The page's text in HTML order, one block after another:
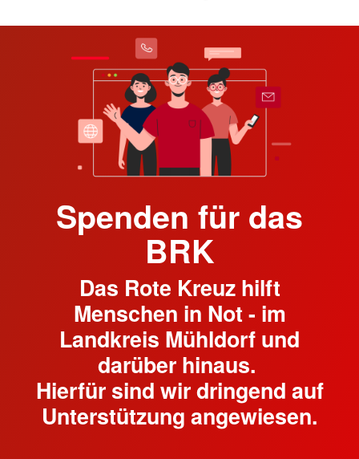
Spenden für das
BRK
Das Rote Kreuz hilft
Menschen in Not - im
Landkreis Mühldorf und
darüber hinaus.
Hierfür sind wir dringend auf
Unterstützung angewiesen.